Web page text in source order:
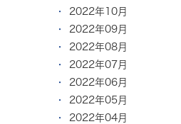
2022年10月
2022年09月
2022年08月
2022年07月
2022年06月
2022年05月
2022年04月